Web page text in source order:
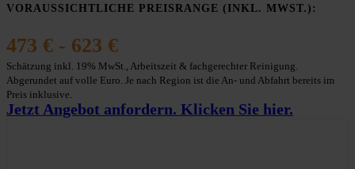
VORAUSSICHTLICHE PREISRANGE (INKL. MWST.):
473 € - 623 €
Schätzung inkl. 19% MwSt., Arbeitszeit & fachgerechter Reinigung.
Abgerundet auf volle Euro. Je nach Region ist die An- und Abfahrt bereits im
Preis inklusive.
Jetzt Angebot anfordern. Klicken Sie hier.